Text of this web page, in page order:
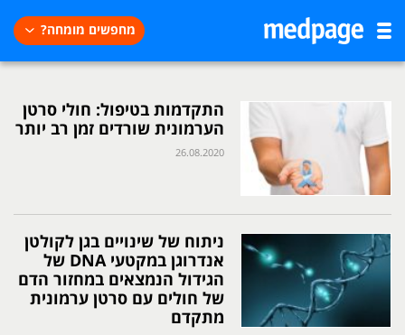
מחפשים מומחה?
התקדמות בטיפול: חולי סרטן
הערמונית שורדים זמן רב יותר
26.08.2020
ניתוח של שינויים בגן לקולטן
אנדרוגן במקטעי DNA של
הגידול הנמצאים במחזור הדם
של חולים עם סרטן ערמונית
מתקדם